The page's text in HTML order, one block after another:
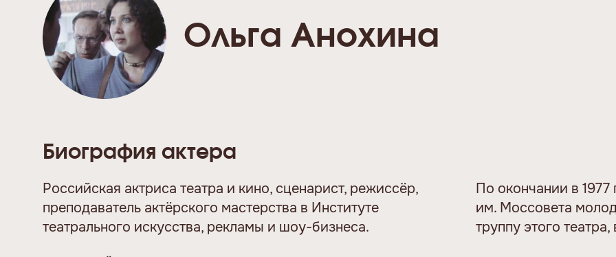
Ольга Анохина
Биография актера
Российская актриса театра и кино, сценарист, режиссёр,
преподаватель актёрского мастерства в Институте
театрального искусства, рекламы и шоу-бизнеса.
По окончании в
им. Моссовета
труппу этого